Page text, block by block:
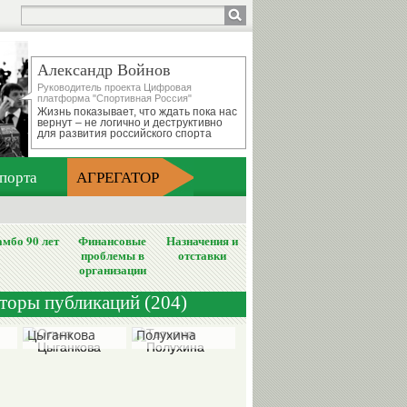
Александр Войнов
Руководитель проекта Цифровая
платформа "Спортивная Россия"
Жизнь показывает, что ждать пока нас
вернут – не логично и деструктивно
для развития российского спорта
АГРЕГАТОР
90 лет
Финансовые
проблемы в
организации
Назначения и
отставки
публикаций (204)
Ольга
Цыганкова
Татьяна
Полухина